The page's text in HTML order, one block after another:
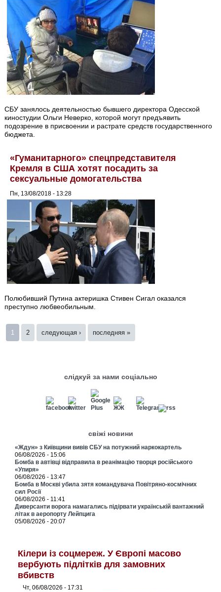
СБУ занялось деятельностью бывшего директора Одесской
киностудии Ольги Неверко, которой могут предъявить
подозрение в присвоении и растрате средств государственного
бюджета.
«Гуманитарного» спецпредставителя
Кремля в США хотят посадить за
сексуальные домогательства
Пн, 13/08/2018 - 13:28
Полюбивший Путина актеришка Стивен Сигал оказался
преступно любвеобильным.
Страницы
1 2 следующая › последняя »
слідкуй за нами соціально
свіжі новини
«Ждун» з Київщини вивів СБУ на потужний наркокартель
06/08/2026 - 15:06
Бомба в автівці відправила в реанімацію творця російського
«Упиря»
06/08/2026 - 13:47
Бомба в Москві убила зятя командувача Повітряно-космічних
сил Росії
06/08/2026 - 11:41
Диверсанти ворога намагались підірвати українській вантажний
літак в аеропорту Лейпцига
05/08/2026 - 20:07
Кілери із соцмереж. У Європі масово
вербують підлітків для замовних
вбивств
Чт, 06/08/2026 - 17:31